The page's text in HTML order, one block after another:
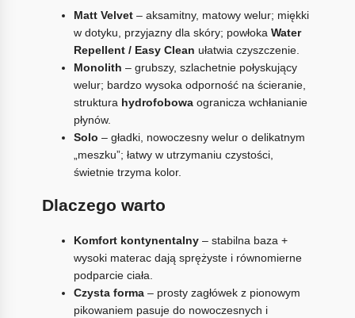
Matt Velvet– aksamitny, matowy welur; miękki
w dotyku, przyjazny dla skóry; powłoka Water
Repellent / Easy Clean ułatwia czyszczenie.
Monolith – grubszy, szlachetnie połyskujący
welur; bardzo wysoka odporność na ścieranie,
struktura hydrofobowaogranicza wchłanianie
płynów.
Solo – gładki, nowoczesny welur o delikatnym
„meszku”; łatwy w utrzymaniu czystości,
świetnie trzyma kolor.
Dlaczego warto
Komfort kontynentalny– stabilna baza +
wysoki materac dają sprężyste i równomierne
podparcie ciała.
Czysta forma– prosty zagłówek z pionowym
pikowaniem pasuje do nowoczesnych i